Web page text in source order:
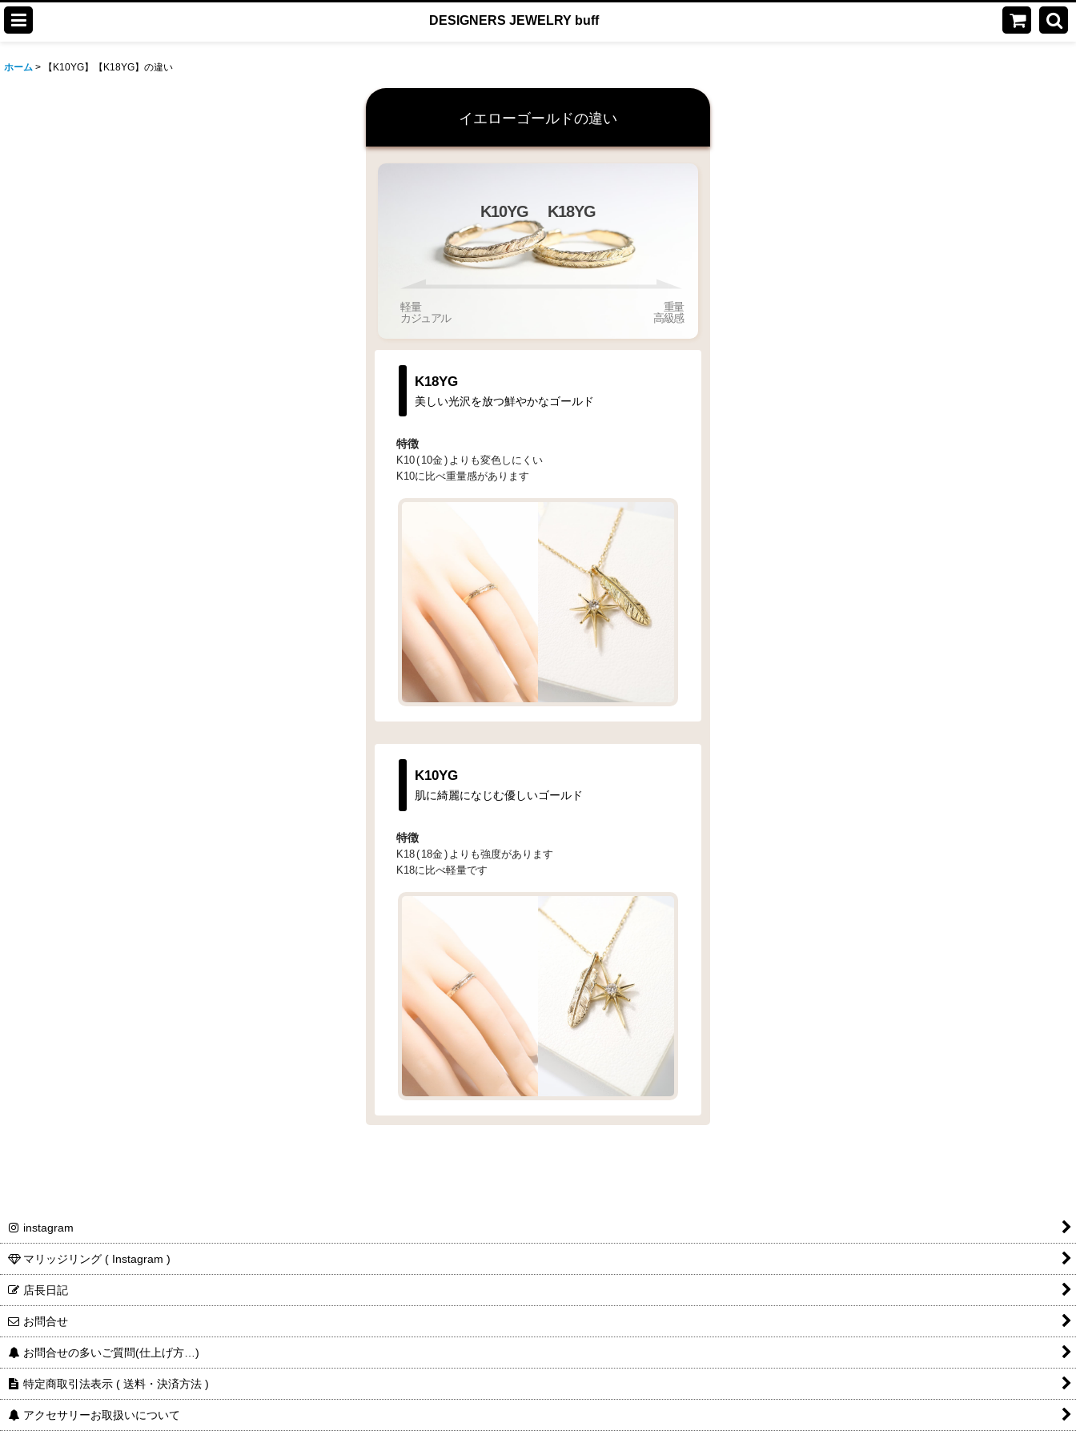
DESIGNERS JEWELRY buff
ホーム > 【K10YG】【K18YG】の違い
イエローゴールドの違い
K10YG K18YG
軽量
カジュアル
重量
高級感
K18YG
美しい光沢を放つ鮮やかなゴールド
特徴
K10( 10金) よりも変色しにくい
K10に比べ重量感があります
K10YG
肌に綺麗になじむ優しいゴールド
特徴
K18( 18金) よりも強度があります
K18に比べ軽量です
instagram
マリッジリング ( Instagram )
店長日記
お問合せ
お問合せの多いご質問(仕上げ方…)
特定商取引法表示 ( 送料・決済方法 )
アクセサリーお取扱いについて